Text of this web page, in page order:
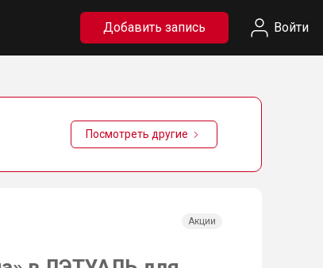
Добавить запись Войти
Посмотреть другие
Акции